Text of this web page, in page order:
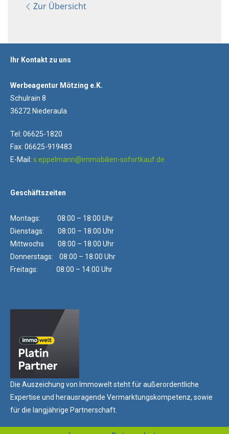
Zur Übersicht
Ihr Kontakt zu uns
Werbeagentur Mötzing e.K.
Schulrain 8
36272 Niederaula
Tel: 06625-1820
Fax: 06625-919483
E-Mail: s.eppelmann@immobilien-sofortkauf.de
Geschäftszeiten
Montags: 08:00 – 18:00 Uhr
Dienstags: 08:00 – 18:00 Uhr
Mittwochs 08:00 – 18:00 Uhr
Donnerstags: 08:00 – 18:00 Uhr
Freitags: 08:00 – 14:00 Uhr
Die Auszeichung von Immowelt steht für außerordentliche
Expertise und herausragende Vermarktungskompetenz, sowie
für die langjährige Partnerschaft.